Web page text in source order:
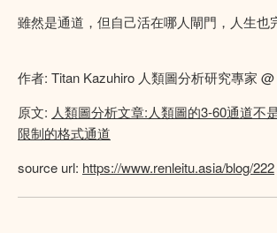
雖然是通道，但自己活在哪人閘門，人生也
作者: Titan Kazuhiro 人類圖分析研究專家 @
原文: 人類圖分析文章:人類圖的3-60通道不
限制的格式通道
source url: https://www.renleitu.asia/blog/222